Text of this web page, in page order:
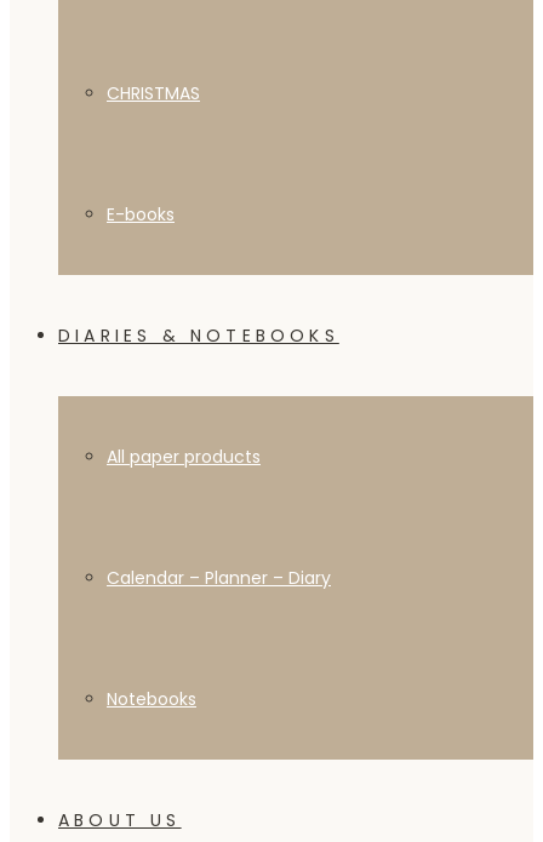
CHRISTMAS
E-books
DIARIES & NOTEBOOKS
All paper products
Calendar – Planner – Diary
Notebooks
ABOUT US